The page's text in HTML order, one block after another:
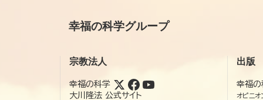
幸福の科学グループ
宗教法人
幸福の科学
大川隆法 公式サイト
出版
幸福の
オピニオ